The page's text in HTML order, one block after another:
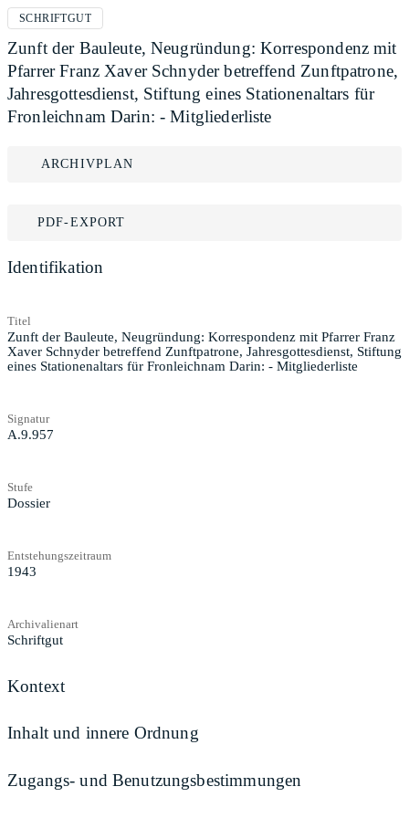
SCHRIFTGUT
Zunft der Bauleute, Neugründung: Korrespondenz mit
Pfarrer Franz Xaver Schnyder betreffend Zunftpatrone,
Jahresgottesdienst, Stiftung eines Stationenaltars für
Fronleichnam Darin: - Mitgliederliste
ARCHIVPLAN
PDF-EXPORT
Identifikation
Titel
Zunft der Bauleute, Neugründung: Korrespondenz mit Pfarrer Franz
Xaver Schnyder betreffend Zunftpatrone, Jahresgottesdienst, Stiftung
eines Stationenaltars für Fronleichnam Darin: - Mitgliederliste
Signatur
A.9.957
Stufe
Dossier
Entstehungszeitraum
1943
Archivalienart
Schriftgut
Kontext
Inhalt und innere Ordnung
Zugangs- und Benutzungsbestimmungen